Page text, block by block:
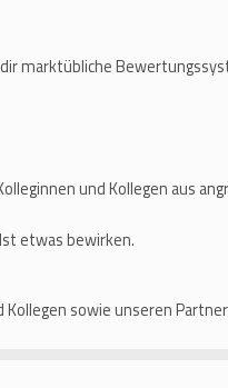
marktübliche
und Kollegen aus
etwas bewirken.
sowie unseren